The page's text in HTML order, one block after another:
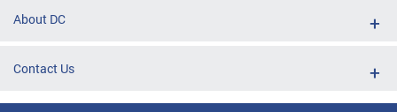
About DC
Contact Us